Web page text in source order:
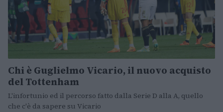
Chi è Guglielmo Vicario, il nuovo acquisto
del Tottenham
L'infortunio ed il percorso fatto dalla Serie D alla A, quello
che c'è da sapere su Vicario